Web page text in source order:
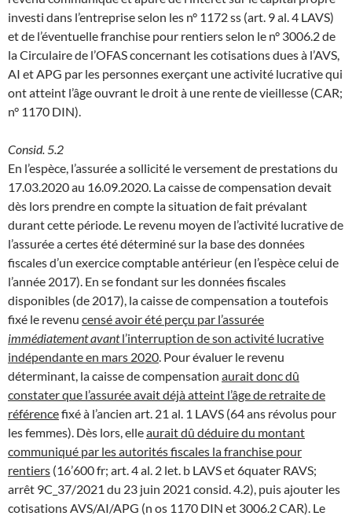
investi dans l’entreprise selon les n° 1172 ss (art. 9 al. 4 LAVS)
et de l’éventuelle franchise pour rentiers selon le n° 3006.2 de
la Circulaire de l’OFAS concernant les cotisations dues à l’AVS,
AI et APG par les personnes exerçant une activité lucrative qui
ont atteint l’âge ouvrant le droit à une rente de vieillesse (CAR;
n° 1170 DIN).
Consid. 5.2
En l’espèce, l’assurée a sollicité le versement de prestations du
17.03.2020 au 16.09.2020. La caisse de compensation devait
dès lors prendre en compte la situation de fait prévalant
durant cette période. Le revenu moyen de l’activité lucrative de
l’assurée a certes été déterminé sur la base des données
fiscales d’un exercice comptable antérieur (en l’espèce celui de
l’année 2017). En se fondant sur les données fiscales
disponibles (de 2017), la caisse de compensation a toutefois
fixé le revenu censé avoir été perçu par l’assurée
immédiatement avantl’interruption de son activité lucrative
indépendante en mars 2020 . Pour évaluer le revenu
déterminant, la caisse de compensation aurait donc dû
constater que l’assurée avait déjà atteint l’âge de retraite de
référencefixé à l’ancien art. 21 al. 1 LAVS (64 ans révolus pour
les femmes). Dès lors, elleaurait dû déduire du montant
communiqué par les autorités fiscales la franchise pour
rentiers (16’600 fr; art. 4 al. 2 let. b LAVS et 6quater RAVS;
arrêt 9C_37/2021 du 23 juin 2021 consid. 4.2), puis ajouter les
cotisations AVS/AI/APG (n os 1170 DIN et 3006.2 CAR). Le